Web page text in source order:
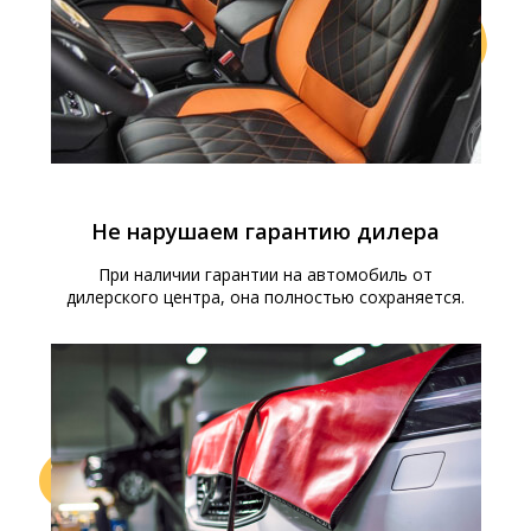
Установка русских версий операционных систем и
мультимедийных систем вашего автомобиля, чтобы вы
могли пользоваться ими безо всяких проблем.
Установка навигации
После русификации команда специалистов обеспечит
вам доступ к русскоязычным картам и функциям
навигации, чтобы вы могли легко и удобно
Поддержка и обновления
Мы предлагаем полный сервис и регулярные
обновления для мультимедийной системы автомобиля,
чтобы вы всегда были в курсе последних новостей и
функций.
Не нарушаем гарантию дилера
При наличии гарантии на автомобиль от
дилерского центра, она полностью сохраняется.